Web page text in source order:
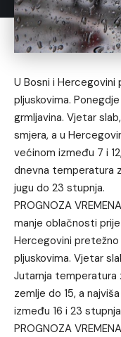
U Bosni i
pljuskovima.
grmljavina. Vjetar
smjera, a u
većinom između 7 i
dnevna temperatura
jugu do 23 stupnja.
PROGNOZA
manje oblačnosti
Hercegovini
pljuskovima. Vjetar
Jutarnja temperatura
zemlje do 15, a
između 16 i 23
PROGNOZA